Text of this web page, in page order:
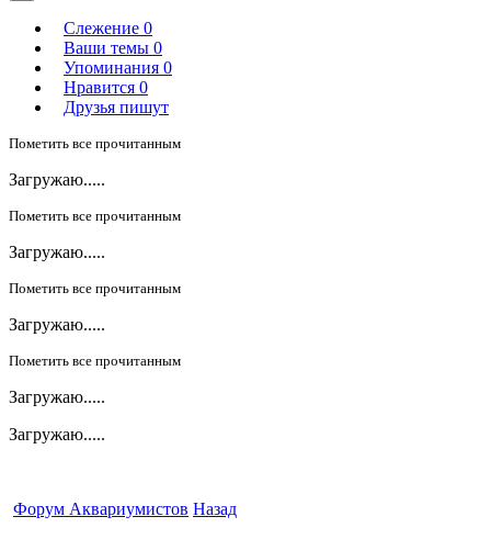
Слежение 0
Ваши темы 0
Упоминания 0
Нравится 0
Друзья пишут
Пометить все прочитанным
Загружаю.....
Пометить все прочитанным
Загружаю.....
Пометить все прочитанным
Загружаю.....
Пометить все прочитанным
Загружаю.....
Загружаю.....
Форум Аквариумистов Назад